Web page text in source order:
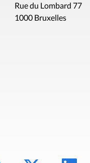
Rue du Lombard 77
1000 Bruxelles